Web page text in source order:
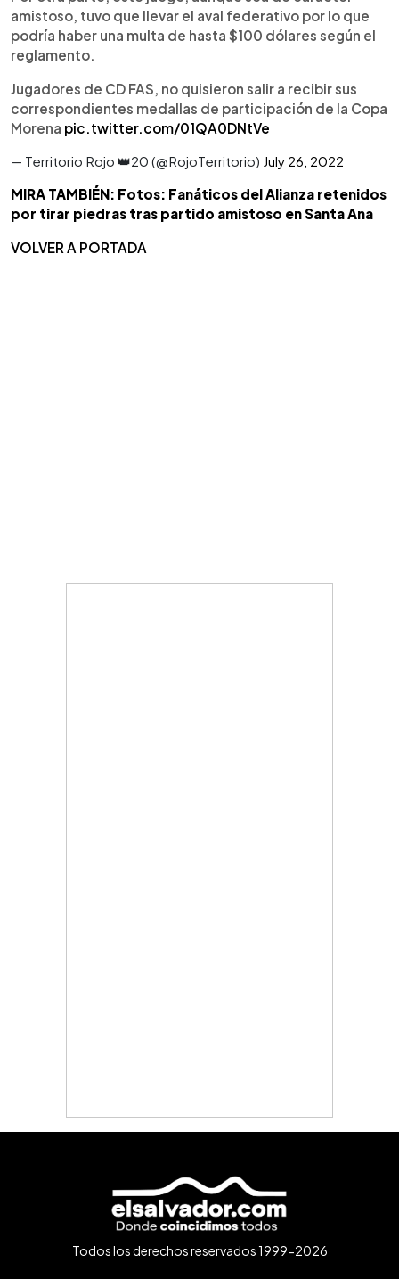
amistoso, tuvo que llevar el aval federativo por lo que
podría haber una multa de hasta $100 dólares según el
reglamento.
Jugadores de CD FAS, no quisieron salir a recibir sus
correspondientes medallas de participación de la Copa
Morena pic.twitter.com/01QA0DNtVe
— Territorio Rojo 👑20 (@RojoTerritorio) July 26, 2022
MIRA TAMBIÉN: Fotos: Fanáticos del Alianza retenidos
por tirar piedras tras partido amistoso en Santa Ana
VOLVER A PORTADA
Todos los derechos reservados 1999-2026